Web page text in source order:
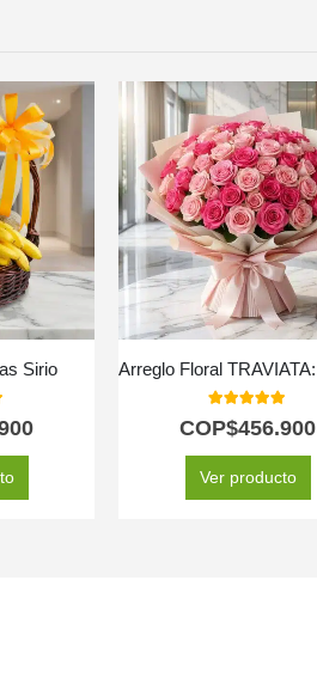
Sirio
5.00
COP$456.900
Ver producto